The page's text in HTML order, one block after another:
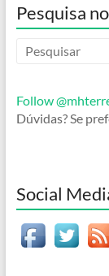
Pesquisa
Follow
Dúvidas? Se
Social